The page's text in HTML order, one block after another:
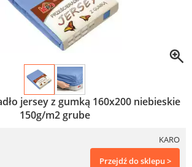
jersey z gumką 160x200 niebieskie
150g/m2 grube
KARO
Przejdź do sklepu >